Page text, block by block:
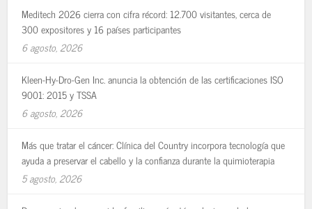
Meditech 2026 cierra con cifra récord: 12.700 visitantes, cerca de
300 expositores y 16 países participantes
6 agosto, 2026
Kleen-Hy-Dro-Gen Inc. anuncia la obtención de las certificaciones ISO
9001: 2015 y TSSA
6 agosto, 2026
Más que tratar el cáncer: Clínica del Country incorpora tecnología que
ayuda a preservar el cabello y la confianza durante la quimioterapia
5 agosto, 2026